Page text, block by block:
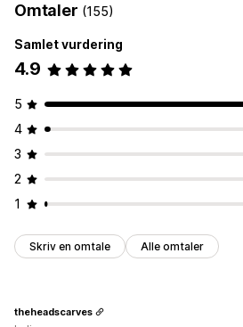
Omtaler (155)
Samlet vurdering
4.9
5
4
3
2
1
Skriv en omtale Alle omtaler
theheadscarves